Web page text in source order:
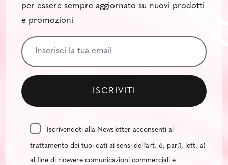
per essere sempre aggiornato su nuovi prodotti
e promozioni
Iscrivendoti alla Newsletter acconsenti al
trattamento dei tuoi dati ai sensi dell'art. 6, par.1, lett. a)
al fine di ricevere comunicazioni commerciali e